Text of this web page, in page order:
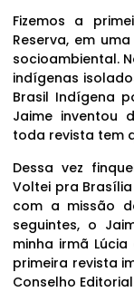
Fizemos a
Reserva, em
socioambiental.
indígenas
Brasil Indígena
Jaime inventou
toda revista tem
Dessa vez
Voltei pra
com a missão
seguintes, o
minha irmã
primeira revista
Conselho